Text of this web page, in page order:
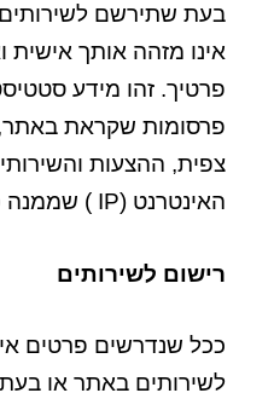
בעת שתירשם
אינו מזהה אותך אישית
פרטיך. זהו מידע
פרסומות שקראת
צפית, ההצעות
האינטרנט (IP ) שממנה פנית ועוד.
רישום לשירותים
ככל שנדרשים פרטים
לשירותים באתר או